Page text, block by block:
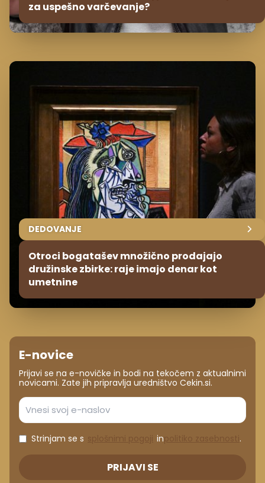
za uspešno varčevanje?
DEDOVANJE
Otroci bogatašev množično prodajajo
družinske zbirke: raje imajo denar kot
umetnine
E-novice
Prijavi se na e-novičke in bodi na tekočem z aktualnimi
novicami. Zate jih pripravlja uredništvo Cekin.si.
Strinjam se s in .
PRIJAVI SE